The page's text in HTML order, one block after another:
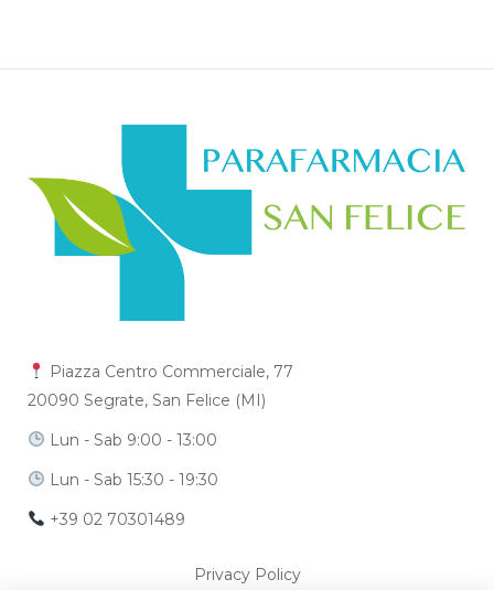
Piazza Centro Commerciale, 77
20090 Segrate, San Felice (MI)
Lun - Sab 9:00 - 13:00
Lun - Sab 15:30 - 19:30
+39 02 70301489
Privacy Policy